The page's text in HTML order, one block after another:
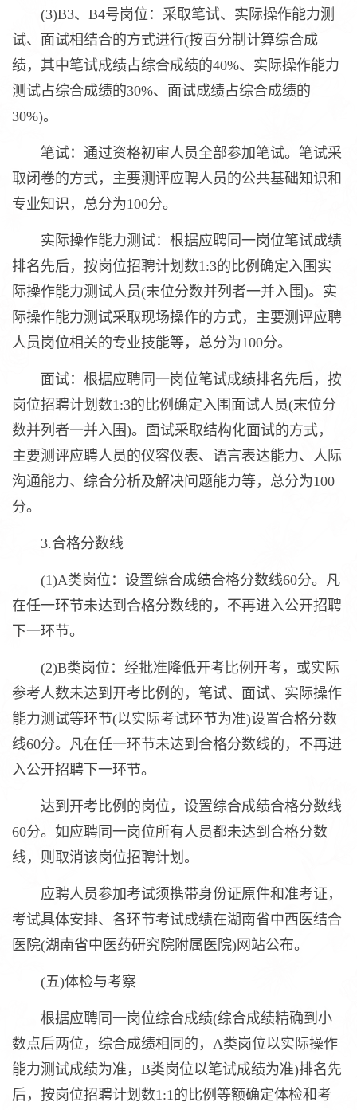
(3)B3、B4号岗位：采取笔试、实际操作能力测
试、面试相结合的方式进行(按百分制计算综合成
绩，其中笔试成绩占综合成绩的40%、实际操作能力
测试占综合成绩的30%、面试成绩占综合成绩的
30%)。
笔试：通过资格初审人员全部参加笔试。笔试采
取闭卷的方式，主要测评应聘人员的公共基础知识和
专业知识，总分为100分。
实际操作能力测试：根据应聘同一岗位笔试成绩
排名先后，按岗位招聘计划数1:3的比例确定入围实
际操作能力测试人员(末位分数并列者一并入围)。实
际操作能力测试采取现场操作的方式，主要测评应聘
人员岗位相关的专业技能等，总分为100分。
面试：根据应聘同一岗位笔试成绩排名先后，按
岗位招聘计划数1:3的比例确定入围面试人员(末位分
数并列者一并入围)。面试采取结构化面试的方式，
主要测评应聘人员的仪容仪表、语言表达能力、人际
沟通能力、综合分析及解决问题能力等，总分为100
分。
3.合格分数线
(1)A类岗位：设置综合成绩合格分数线60分。凡
在任一环节未达到合格分数线的，不再进入公开招聘
下一环节。
(2)B类岗位：经批准降低开考比例开考，或实际
参考人数未达到开考比例的，笔试、面试、实际操作
能力测试等环节(以实际考试环节为准)设置合格分数
线60分。凡在任一环节未达到合格分数线的，不再进
入公开招聘下一环节。
达到开考比例的岗位，设置综合成绩合格分数线
60分。如应聘同一岗位所有人员都未达到合格分数
线，则取消该岗位招聘计划。
应聘人员参加考试须携带身份证原件和准考证，
考试具体安排、各环节考试成绩在湖南省中西医结合
医院(湖南省中医药研究院附属医院)网站公布。
(五)体检与考察
根据应聘同一岗位综合成绩(综合成绩精确到小
数点后两位，综合成绩相同的，A类岗位以实际操作
能力测试成绩为准，B类岗位以笔试成绩为准)排名先
后，按岗位招聘计划数1:1的比例等额确定体检和考